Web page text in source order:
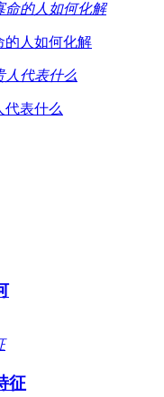
的人如何化解
代表什么
征